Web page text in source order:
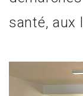
santé, aux